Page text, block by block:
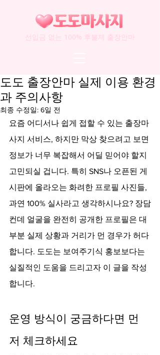
선입금 없는 100% 후불제 출장안마
도도 출장안마 실제 이용 환경
과 주의사항
최종 수정일: 6일 전
요즘 어디서나 쉽게 접할 수 있는 출장마
사지 서비스, 하지만 막상 찾으려고 보면
정보가 너무 복잡해서 어딜 믿어야 할지
고민되실 겁니다. 특히 SNS나 오픈된 게
시판에 올라오는 화려한 프로필 사진들,
과연 100% 실사라고 생각하시나요? 장담
컨데 얼굴을 완전히 공개한 프로필은 대
부분 실제 상황과 거리가 먼 경우가 허다
합니다. 도도는 보여주기식 홍보보다는
실질적인 도움을 드리고자 이 글을 작성
합니다.
운영 방식이 궁금하다면 먼
저 체크하세요